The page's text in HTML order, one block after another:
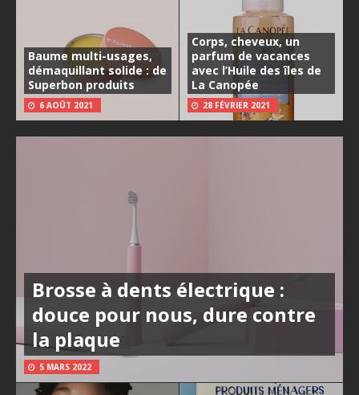
Baume multi-usages,
démaquillant solide : de
Superbon produits
6 AOÛT 2021
Corps, cheveux, un
parfum de vacances
avec l’Huile des îles de
La Canopée
28 FÉVRIER 2021
Brosse à dents électrique :
douce pour nous, dure contre
la plaque
5 MARS 2022